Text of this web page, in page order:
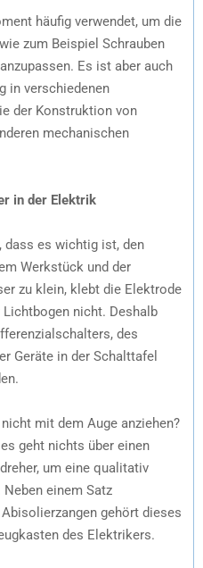
häufig verwendet, um die
zum Beispiel Schrauben
Es ist aber auch
in verschiedenen
der Konstruktion von
mechanischen
in der Elektrik
dass es wichtig ist, den
Werkstück und der
zu klein, klebt die Elektrode
nicht. Deshalb
des
Geräte in der Schalttafel
mit dem Auge anziehen?
geht nichts über einen
um eine qualitativ
einem Satz
gehört dieses
des Elektrikers.